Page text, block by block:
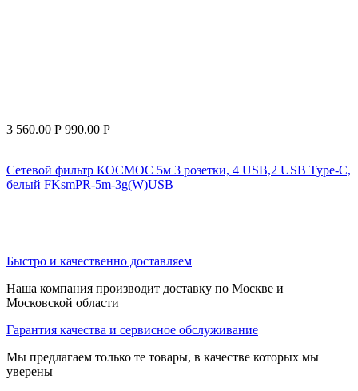
3 560.00 Р 990.00 Р
Сетевой фильтр КОСМОС 5м 3 розетки, 4 USB,2 USB Type-C,
белый FKsmPR-5m-3g(W)USB
Быстро и качественно доставляем
Наша компания производит доставку по Москве и
Московской области
Гарантия качества и сервисное обслуживание
Мы предлагаем только те товары, в качестве которых мы
уверены